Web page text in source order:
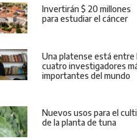
Invertirán $ 20 millones
para estudiar el cáncer
Una platense está entre
cuatro investigadores
importantes del mundo
Nuevos usos para el
de la planta de tuna